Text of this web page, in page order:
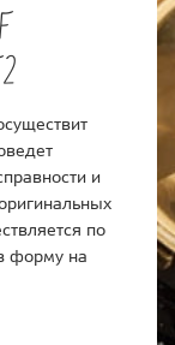
и
по
форму на